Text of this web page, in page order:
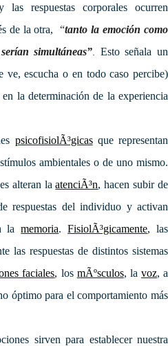
respuestas corporales ocurren
de la otra, “tanto la emoción como
simultáneas”
Esto señala un
ve, escucha o en todo caso percibe)
la determinación de la experiencia
psicofisiolÃ³gicasque representan
ambientales o de uno mismo.
alteran laatenciÃ³n, hacen subir de
respuestas del individuo y activan
lamemoria.FisiolÃ³gicamente, las
las respuestas de distintos sistemas
faciales, los mÃºsculos, la voz, a
óptimo para el comportamiento más
sirven para establecer nuestra